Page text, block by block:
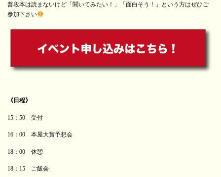
普段本は読まないけど「聞いてみたい！」「面白そう！」という方はぜひご
参加下さい
《日程》
15：50 受付
16：00 本屋大賞予想会
18：00 休憩
18：15 ご飯会